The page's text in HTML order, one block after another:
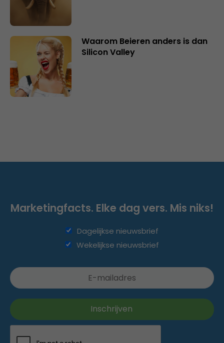
Waarom Beieren anders is dan
Silicon Valley
Marketingfacts. Elke dag vers. Mis niks!
Dagelijkse nieuwsbrief
Wekelijkse nieuwsbrief